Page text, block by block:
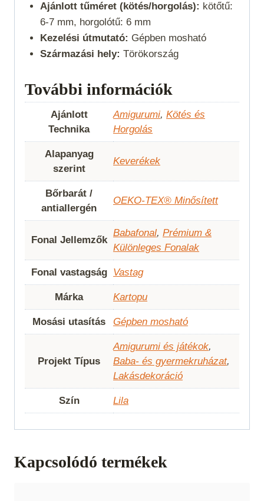
Ajánlott tűméret (kötés/horgolás): kötőtű:
6-7 mm, horgolótű: 6 mm
Kezelési útmutató: Gépben mosható
Származási hely: Törökország
További információk
Ajánlott
Technika
Amigurumi, Kötés és
Horgolás
Alapanyag
szerint
Keverékek
Bőrbarát /
antiallergén
OEKO-TEX® Minősített
Fonal Jellemzők
Babafonal, Prémium &
Különleges Fonalak
Fonal vastagság Vastag
Márka Kartopu
Mosási utasítás Gépben mosható
Projekt Típus
Amigurumi és játékok,
Baba- és gyermekruházat,
Lakásdekoráció
Szín Lila
Kapcsolódó termékek